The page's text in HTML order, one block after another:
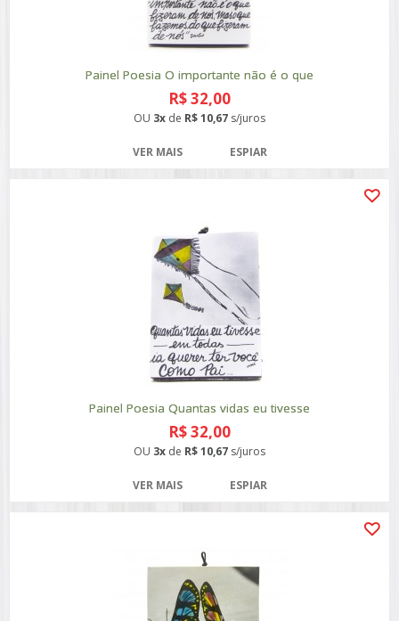
Painel Poesia O importante não é o que
R$ 32,00
OU 3x de R$ 10,67 s/juros
VER MAIS ESPIAR
Painel Poesia Quantas vidas eu tivesse
R$ 32,00
OU 3x de R$ 10,67 s/juros
VER MAIS ESPIAR